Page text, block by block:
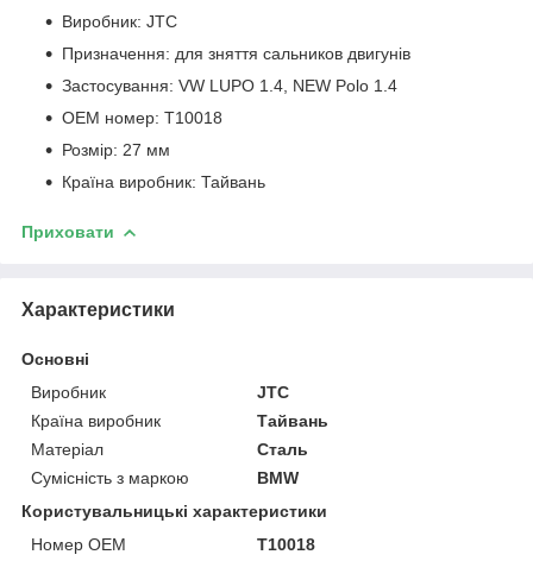
Виробник: JTC
Призначення: для зняття сальников двигунів
Застосування: VW LUPО 1.4, NEW Polo 1.4
ОЕМ номер: T10018
Розмір: 27 мм
Країна виробник: Тайвань
Приховати
Характеристики
Основні
Виробник
JTC
Країна виробник
Тайвань
Матеріал
Сталь
Сумісність з маркою
BMW
Користувальницькі характеристики
Номер OEM
T10018